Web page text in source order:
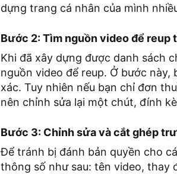
dựng trang cá nhân của mình
Bước 2: Tìm nguồn video để reup
Khi đã xây dựng được danh sách
nguồn video để reup. Ở bước
xác. Tuy nhiên nếu bạn chỉ đơn
nên chỉnh sửa lại một chút, đính
Bước 3: Chỉnh sửa và cắt ghép
Để tránh bị đánh bản quyền cho
thông số như sau: tên video, thay